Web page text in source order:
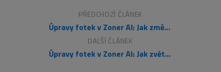
PŘEDCHOZÍ ČLÁNEK
Úpravy fotek v Zoner AI: Jak změnit vizuální styl obrazu online zdarma
DALŠÍ ČLÁNEK
Úpravy fotek v Zoner AI: Jak zvětšit vybranou oblast a vylepšit detaily online zdarma